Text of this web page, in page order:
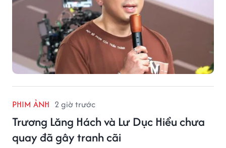
PHIM ẢNH 2 giờ trước
Trương Lăng Hách và Lư Dục Hiểu chưa
quay đã gây tranh cãi